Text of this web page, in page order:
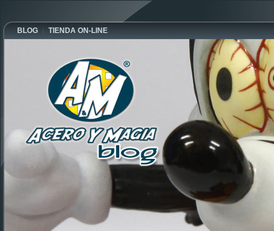
BLOG TIENDA ON-LINE